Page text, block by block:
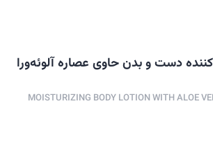
دست و بدن حاوی عصاره آلوئه‌ورا
MOISTURIZING BODY LOTION WITH ALOE